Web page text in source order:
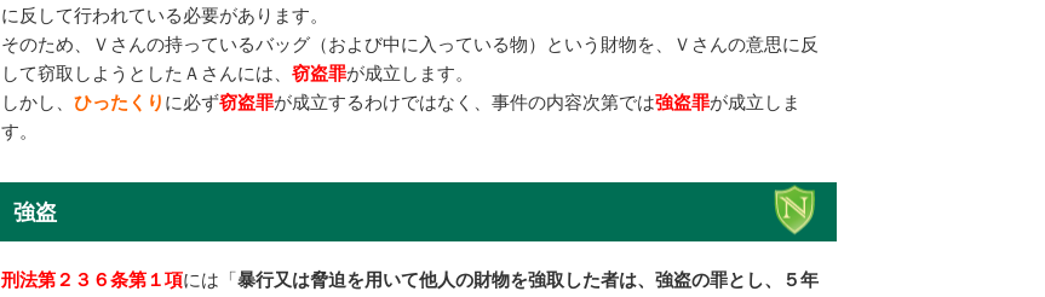
に反して行われている必要があります。
そのため、Ｖさんの持っているバッグ（および中に入っている物）という財物を、Ｖさんの意思に反
して窃取しようとしたＡさんには、 窃盗罪が成立します。
しかし、 ひったくり に必ず窃盗罪が成立するわけではなく、事件の内容次第では強盗罪が成立しま
す。
強盗
刑法第２３６条第１項には「暴行又は脅迫を用いて他人の財物を強取した者は、強盗の罪とし、５年